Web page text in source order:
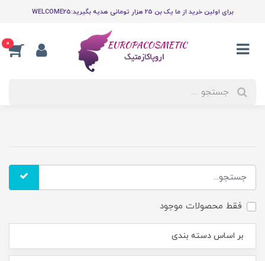
برای اولین خرید از ما یک بن 25 هزار تومانی هدیه بگیرید:WELCOME25
0
فقط محصولات موجود
بر اساس دسته بندی